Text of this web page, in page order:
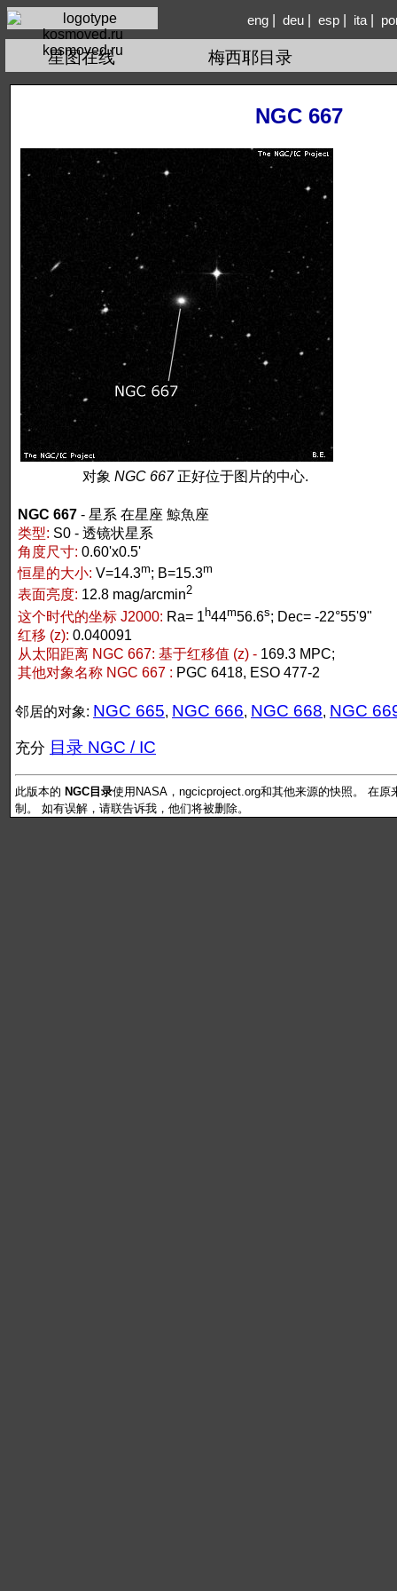
kosmoved.ru
eng| deu| esp| ita|
星图在线 梅西耶目录
NGC 667
对象 NGC 667正好位于图片的中心.
NGC 667 - 星系 在星座 鯨魚座
类型: S0 - 透镜状星系
角度尺寸: 0.60'x0.5'
恒星的大小: V=14.3m; B=15.3m
表面亮度: 12.8 mag/arcmin2
这个时代的坐标 J2000: Ra= 1 h44m56.6s; Dec= -22°55'9"
红移 (z): 0.040091
从太阳距离 NGC 667: 基于红移值 (z) - 169.3 MPC;
其他对象名称 NGC 667 : PGC 6418, ESO 477-2
邻居的对象: NGC 665, NGC 666, NGC 668, NGC
充分 目录 NGC / IC
此版本的 NGC目录使用NASA，ngcicproject.org和其他来源的快照。 在原
制。 如有误解，请联告诉我，他们将被删除。